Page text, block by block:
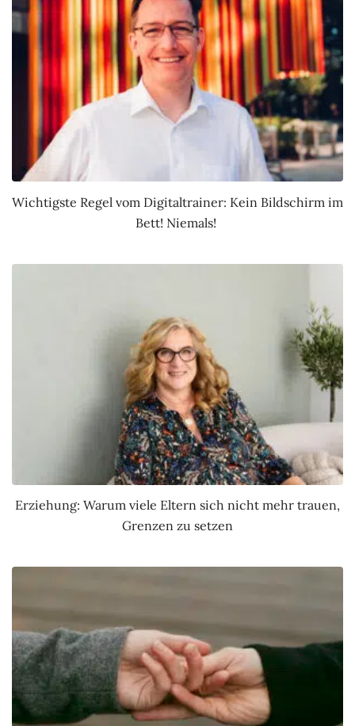
Wichtigste Regel vom Digitaltrainer: Kein Bildschirm im
Bett! Niemals!
Erziehung: Warum viele Eltern sich nicht mehr trauen,
Grenzen zu setzen